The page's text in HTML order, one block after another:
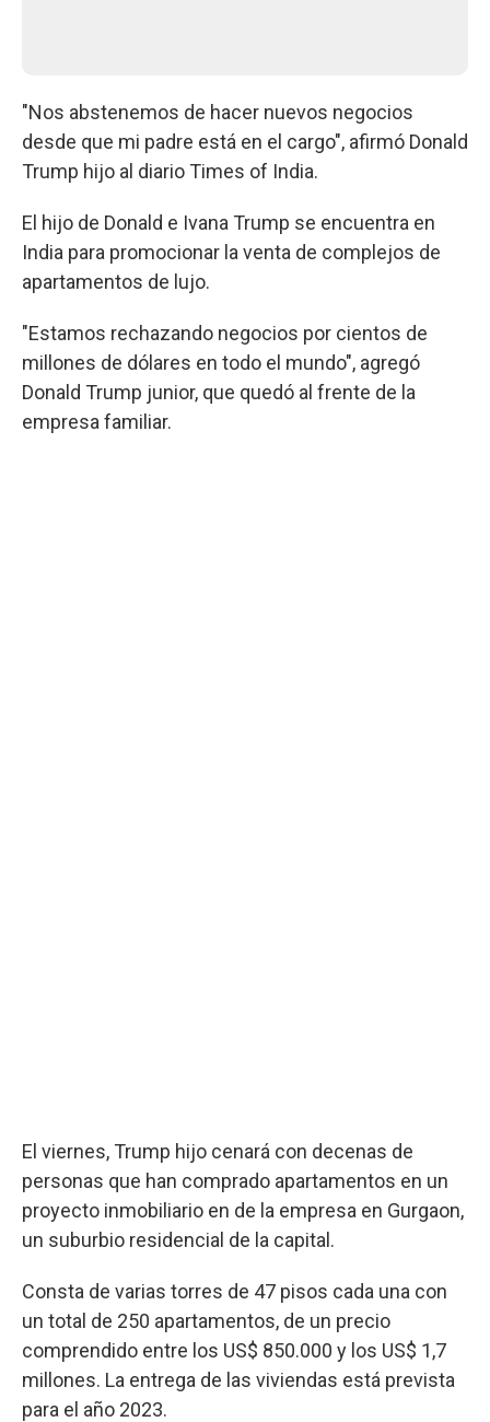
"Nos abstenemos de hacer nuevos negocios
desde que mi padre está en el cargo", afirmó Donald
Trump hijo al diario Times of India.
El hijo de Donald e Ivana Trump se encuentra en
India para promocionar la venta de complejos de
apartamentos de lujo.
"Estamos rechazando negocios por cientos de
millones de dólares en todo el mundo", agregó
Donald Trump junior, que quedó al frente de la
empresa familiar.
El viernes, Trump hijo cenará con decenas de
personas que han comprado apartamentos en un
proyecto inmobiliario en de la empresa en Gurgaon,
un suburbio residencial de la capital.
Consta de varias torres de 47 pisos cada una con
un total de 250 apartamentos, de un precio
comprendido entre los US$ 850.000 y los US$ 1,7
millones. La entrega de las viviendas está prevista
para el año 2023.